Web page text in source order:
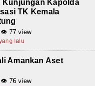
Kunjungan Kapolda
TK Kemala
👁 77 view
lalu
Amankan Aset
👁 76 view